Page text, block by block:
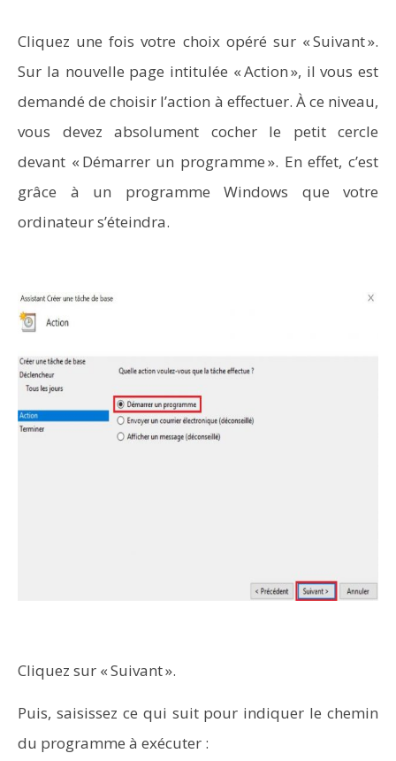
Cliquez une fois votre choix opéré sur « Suivant ».
Sur la nouvelle page intitulée « Action », il vous est
demandé de choisir l’action à effectuer. À ce niveau,
vous devez absolument cocher le petit cercle
devant « Démarrer un programme ». En effet, c’est
grâce à un programme Windows que votre
ordinateur s’éteindra.
Cliquez sur « Suivant ».
Puis, saisissez ce qui suit pour indiquer le chemin
du programme à exécuter :